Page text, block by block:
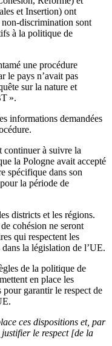
et Insertion) ont
non-discrimination sont
à la politique de
une procédure
le pays n’avait pas
sur la nature et
».
informations demandées
continuer à suivre la
la Pologne avait accepté
spécifique dans son
la période de
districts et les régions.
cohésion ne seront
qui respectent les
la législation de l’UE.
de la politique de
en place les
pour garantir le respect de
ces dispositions et, par
le respect [de la